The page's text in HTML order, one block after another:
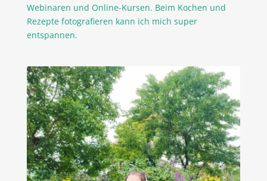
Webinaren und Online-Kursen. Beim Kochen und
Rezepte fotografieren kann ich mich super
entspannen.